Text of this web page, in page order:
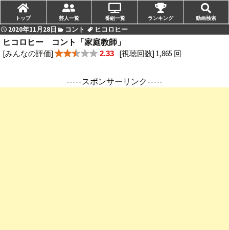
2020年11月28日 コント
ヒコロヒー
ヒコロヒー コント「家庭教師」
[みんなの評価] 2.33 [視聴回数] 1,865 回
-----スポンサーリンク-----
トップ 芸人一覧 番組一覧 ランキング 動画検索